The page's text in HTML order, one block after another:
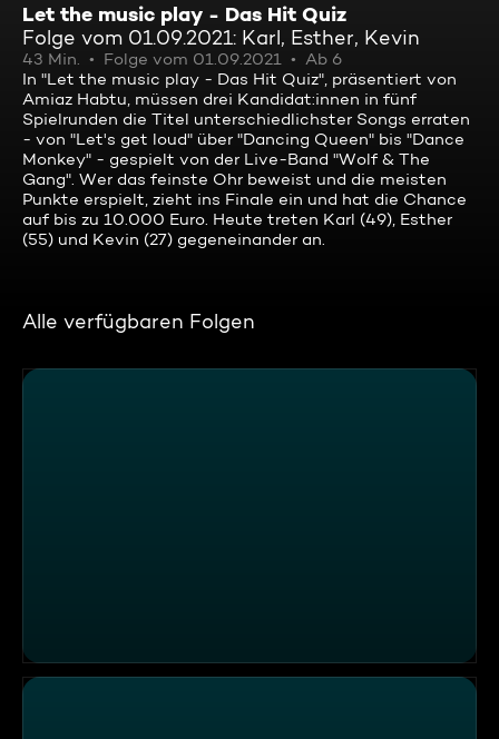
Let the music play - Das Hit Quiz
Folge vom 01.09.2021: Karl, Esther, Kevin
43 Min. Folge vom 01.09.2021
Ab 6
In "Let the music play - Das Hit Quiz", präsentiert von
Amiaz Habtu, müssen drei Kandidat:innen in fünf
Spielrunden die Titel unterschiedlichster Songs erraten
- von "Let's get loud" über "Dancing Queen" bis "Dance
Monkey" - gespielt von der Live-Band "Wolf & The
Gang". Wer das feinste Ohr beweist und die meisten
Punkte erspielt, zieht ins Finale ein und hat die Chance
auf bis zu 10.000 Euro. Heute treten Karl (49), Esther
(55) und Kevin (27) gegeneinander an.
Alle verfügbaren Folgen
Kevin, Meike, Max